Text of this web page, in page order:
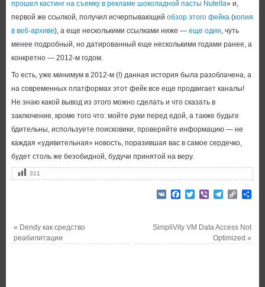
прошел кастинг на съемку в рекламе шоколадной пасты Nutella» и,
первой же ссылкой, получил исчерпывающий обзор этого фейка(копия
в веб-архиве), а еще несколькими ссылками ниже — еще один, чуть
менее подробный, но датированный еще несколькими годами ранее, а
конкретно — 2012-м годом.
То есть, уже минимум в 2012-м (!) данная история была разоблачена, а
на современных платформах этот фейк все еще продвигает каналы!
Не знаю какой вывод из этого можно сделать и что сказать в
заключение, кроме того что: мойте руки перед едой, а также будьте
бдительны, используете поисковики, проверяйте информацию — не
каждая «удивительная» новость, поразившая вас в самое сердечко,
будет столь же безобидной, будучи принятой на веру.
311
VK Facebook
TwitterViberTelegram
Copy
« Dendy как средство
реабилитации
SimpliVity VM Data Access Not
Optimized»